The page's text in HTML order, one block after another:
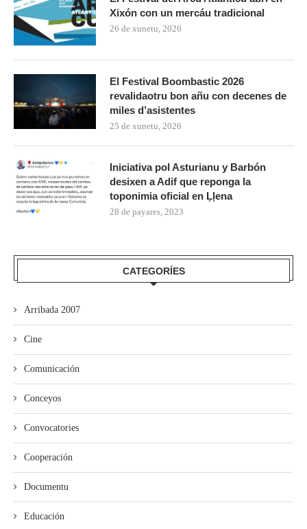
Xixón con un mercáu tradicional
26 de xunetu, 2026
El Festival Boombastic 2026
revalidaotru bon añu con decenes de
miles d’asistentes
25 de xunetu, 2026
Iniciativa pol Asturianu y Barbón
desixen a Adif que reponga la
toponimia oficial en Ḷḷena
28 de payares, 2023
CATEGORÍES
Arribada 2007
Cine
Comunicación
Conceyos
Convocatories
Cooperación
Documentu
Educación